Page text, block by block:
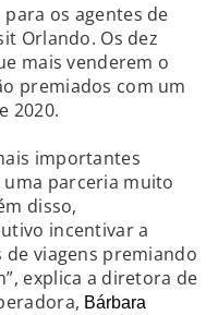
os agentes de
Orlando. Os dez
mais venderem o
premiados com um
2020.
importantes
parceria muito
disso,
incentivar a
viagens premiando
explica a diretora de
Bárbara